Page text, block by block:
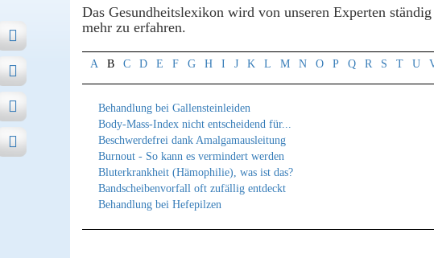
Das Gesundheitslexikon wird von unseren Experten
mehr zu erfahren.
A B C D E F G H I J K L M N O P Q R S T U
Behandlung bei Gallensteinleiden
Body-Mass-Index nicht entscheidend für...
Beschwerdefrei dank Amalgamausleitung
Burnout - So kann es vermindert werden
Bluterkrankheit (Hämophilie), was ist das?
Bandscheibenvorfall oft zufällig entdeckt
Behandlung bei Hefepilzen